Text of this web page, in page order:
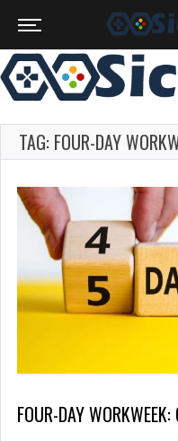
TAG: FOUR-DAY
FOUR-DAY